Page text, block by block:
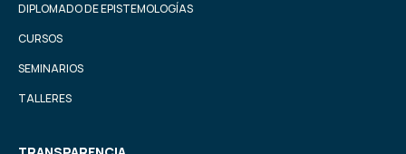
DIPLOMADO DE EPISTEMOLOGÍAS
CURSOS
SEMINARIOS
TALLERES